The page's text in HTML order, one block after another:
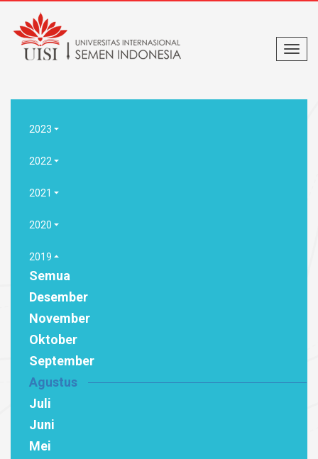
2023
2022
2021
2020
2019
Semua
Desember
November
Oktober
September
Agustus
Juli
Juni
Mei